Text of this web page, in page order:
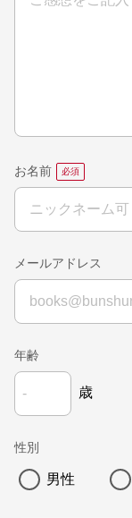
お名前
メールアドレス
年齢
歳
性別
男性